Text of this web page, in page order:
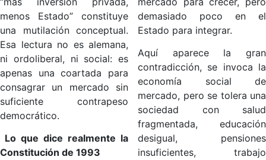
menos Estado” constituye
una mutilación conceptual.
Esa lectura no es alemana,
ni ordoliberal, ni social: es
apenas una coartada para
consagrar un mercado sin
suficiente contrapeso
democrático.
Lo que dice realmente la
Constitución de 1993
demasiado poco en el
Estado para integrar.
Aquí aparece la gran
contradicción, se invoca la
economía social de
mercado, pero se tolera una
sociedad con salud
fragmentada, educación
desigual, pensiones
insuficientes, trabajo